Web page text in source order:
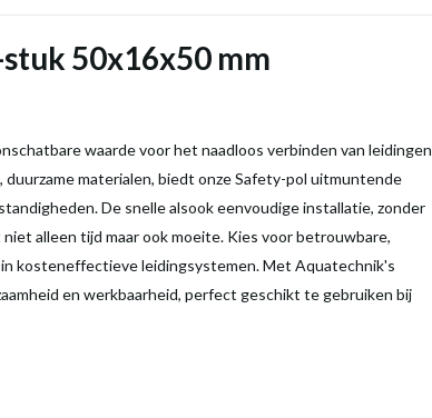
50x16x50 mm
waarde voor het naadloos verbinden van leidingen
materialen, biedt onze Safety-pol uitmuntende
De snelle alsook eenvoudige installatie, zonder
alleen tijd maar ook moeite. Kies voor betrouwbare,
kosteneffectieve leidingsystemen. Met Aquatechnik's
en werkbaarheid, perfect geschikt te gebruiken bij